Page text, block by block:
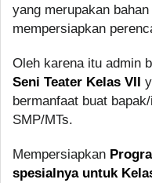
yang merupakan
mempersiapkan
Oleh karena itu admin
Seni Teater Kelas VII
bermanfaat buat
SMP/MTs.
Mempersiapkan
spesialnya untuk